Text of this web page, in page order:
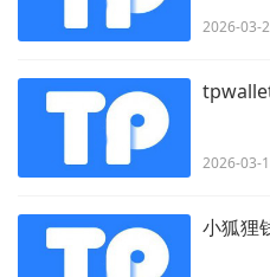
2026-03-
2026-03-
小狐狸